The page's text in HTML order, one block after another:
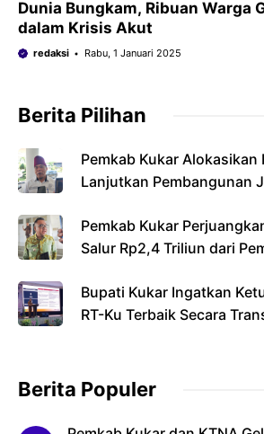
Dunia Bungkam, Ribuan Warga
dalam Krisis Akut
redaksi Rabu, 1 Januari 2025
Berita Pilihan
Pemkab Kukar
Lanjutkan Pembangunan
Pemkab Kukar
Salur Rp2,4 Triliun dari
Bupati Kukar Ingatkan
RT-Ku Terbaik Secara
Berita Populer